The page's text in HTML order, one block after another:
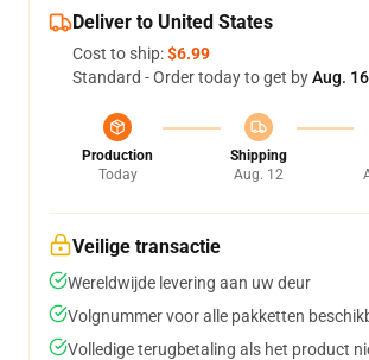
Deliver to United States
Cost to ship:$6.99
Standard - Order today to get byAug.
Production
Today
Shipping
Aug. 12
Veilige transactie
Wereldwijde levering aan uw deur
Volgnummer voor alle pakketten
Volledige terugbetaling als het product